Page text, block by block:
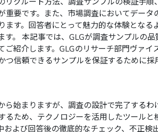
重要です。また、市場調査においてデータ
ます。回答者にとって魅力的な体験となる
す。 本記事では、GLGが調査サンプルの
ご紹介します。GLGのリサーチ部門ヴァイ
つ信頼できるサンプルを保証するために
始まりますが、調査の設計で完了するわ
るため、テクノロジーを活用したツールと
および回答後の徹底的なチェック、不正検